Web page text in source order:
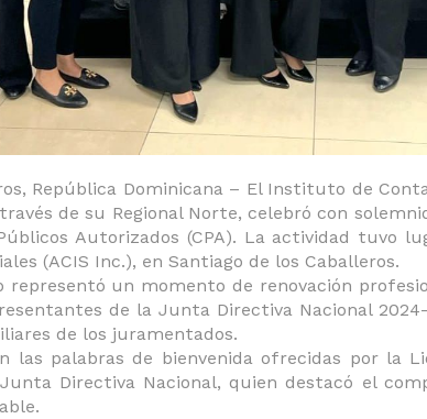
República Dominicana – El Instituto de
través de su Regional Norte, celebró con
Autorizados (CPA). La actividad tuvo
(ACIS Inc.), en Santiago de los Caballeros.
representó un momento de renovación
de la Junta Directiva Nacional
de los juramentados.
las palabras de bienvenida ofrecidas por la
Directiva Nacional, quien destacó el